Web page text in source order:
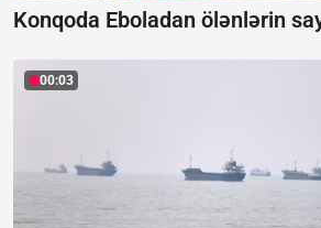
Konqoda Eboladan ölənlərin
00:03